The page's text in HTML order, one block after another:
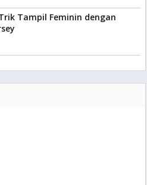
Tampil Feminin dengan